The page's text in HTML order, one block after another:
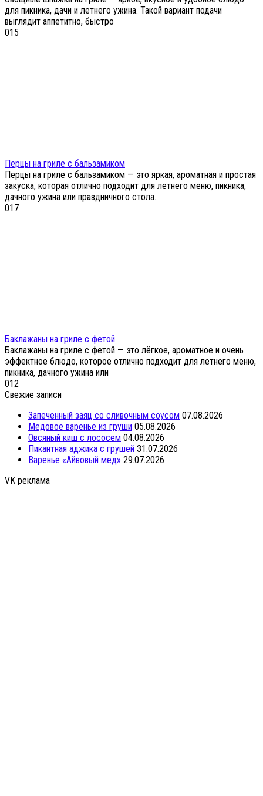
для пикника, дачи и летнего ужина. Такой вариант подачи
выглядит аппетитно, быстро
015
Перцы на гриле с бальзамиком
Перцы на гриле с бальзамиком — это яркая, ароматная и простая
закуска, которая отлично подходит для летнего меню, пикника,
дачного ужина или праздничного стола.
017
Баклажаны на гриле с фетой
Баклажаны на гриле с фетой — это лёгкое, ароматное и очень
эффектное блюдо, которое отлично подходит для летнего меню,
пикника, дачного ужина или
012
Свежие записи
Запеченный заяц со сливочным соусом 07.08.2026
Медовое варенье из груши 05.08.2026
Овсяный киш с лососем 04.08.2026
Пикантная аджика с грушей 31.07.2026
Варенье «Айвовый мед» 29.07.2026
VK реклама